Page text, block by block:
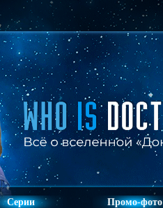
Серии Промо-фото